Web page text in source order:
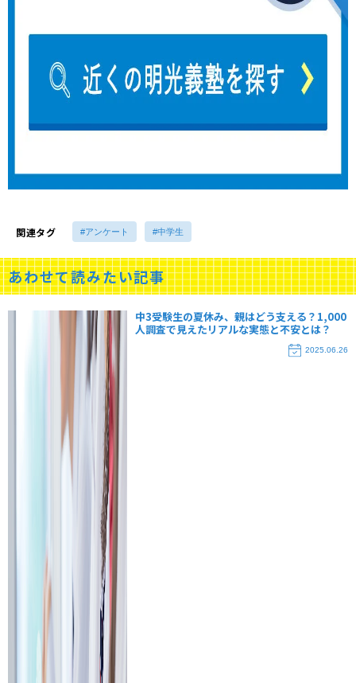
関連タグ #アンケート #中学生
あわせて読みたい記事
中3受験生の夏休み、親はどう支える？1,000
人調査で見えたリアルな実態と不安とは？
2025.06.26